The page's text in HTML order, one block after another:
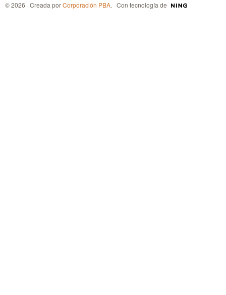
© 2026 Creada porCorporación PBA. Con tecnología de